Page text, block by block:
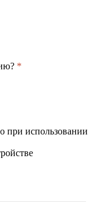
*
при использовании